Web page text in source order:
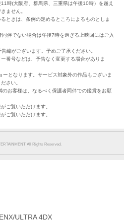
時(大阪府、群馬県、三重県は午後10時）を越え
ません。
ときは、条例の定めるところによるものとしま
伴でない場合は午後7時を過ぎる上映回にはご入
編がございます。予めご了承ください。
番号などは、予告なく変更する場合がありま
となります。サービス対象外の作品もございま
さい。
お客様は、なるべく保護者同伴での鑑賞をお願
ご覧いただけます。
ご覧いただけます。
All Rights Reserved.
ULTRA 4DX